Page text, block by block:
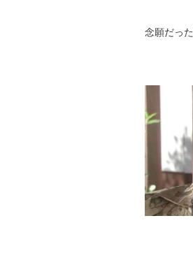
念願だった